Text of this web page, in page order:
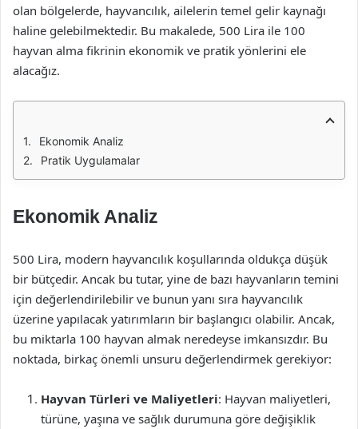
olan bölgelerde, hayvancılık, ailelerin temel gelir kaynağı
haline gelebilmektedir. Bu makalede, 500 Lira ile 100
hayvan alma fikrinin ekonomik ve pratik yönlerini ele
alacağız.
Ekonomik Analiz
Pratik Uygulamalar
Ekonomik Analiz
500 Lira, modern hayvancılık koşullarında oldukça düşük
bir bütçedir. Ancak bu tutar, yine de bazı hayvanların temini
için değerlendirilebilir ve bunun yanı sıra hayvancılık
üzerine yapılacak yatırımların bir başlangıcı olabilir. Ancak,
bu miktarla 100 hayvan almak neredeyse imkansızdır. Bu
noktada, birkaç önemli unsuru değerlendirmek gerekiyor:
Hayvan Türleri ve Maliyetleri: Hayvan maliyetleri,
türüne, yaşına ve sağlık durumuna göre değişiklik